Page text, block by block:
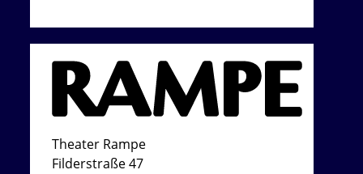
Theater Rampe
Filderstraße 47